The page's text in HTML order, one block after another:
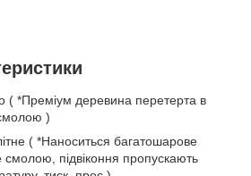
( *Преміум деревина перетерта в
)
( *Наноситься багатошарове
смолою, підвіконня пропускають